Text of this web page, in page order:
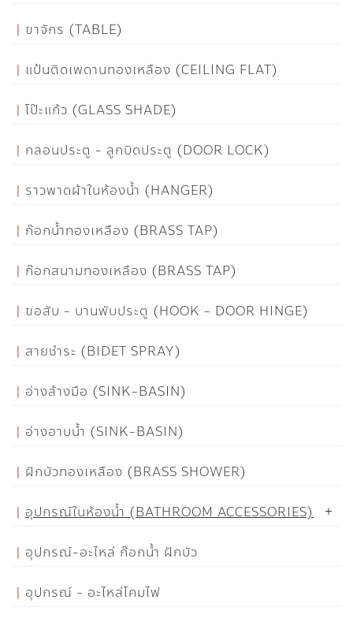
ขาจักร (TABLE)
แป้นติดเพดานทองเหลือง (CEILING FLAT)
โป๊ะแก้ว (GLASS SHADE)
กลอนประตู - ลูกบิดประตู (DOOR LOCK)
ราวพาดผ้าในห้องน้ำ (HANGER)
ก๊อกน้ำทองเหลือง (BRASS TAP)
ก๊อกสนามทองเหลือง (BRASS TAP)
ขอสับ - บานพับประตู (HOOK - DOOR HINGE)
สายชำระ (BIDET SPRAY)
อ่างล้างมือ (SINK-BASIN)
อ่างอาบน้ำ (SINK-BASIN)
ฝักบัวทองเหลือง (BRASS SHOWER)
อุปกรณ์ในห้องน้ำ (BATHROOM ACCESSORIES)
อุปกรณ์-อะไหล่ ก๊อกน้ำ ฝักบัว
อุปกรณ์ - อะไหล่โคมไฟ